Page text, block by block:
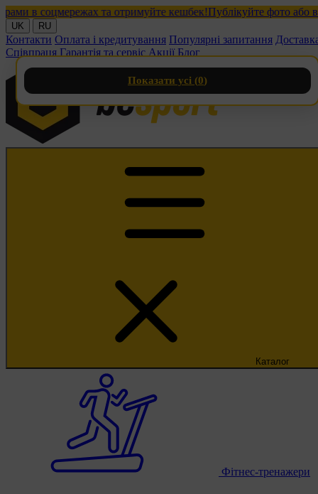
в соцмережах та отримуйте кешбек!Публікуйте фото або
UK RU
Контакти Оплата і кредитування Популярні запитання
Співпраця Гарантія та сервіс Акції Блог
Каталог
Фітнес-тренажери
Показати усі (0)